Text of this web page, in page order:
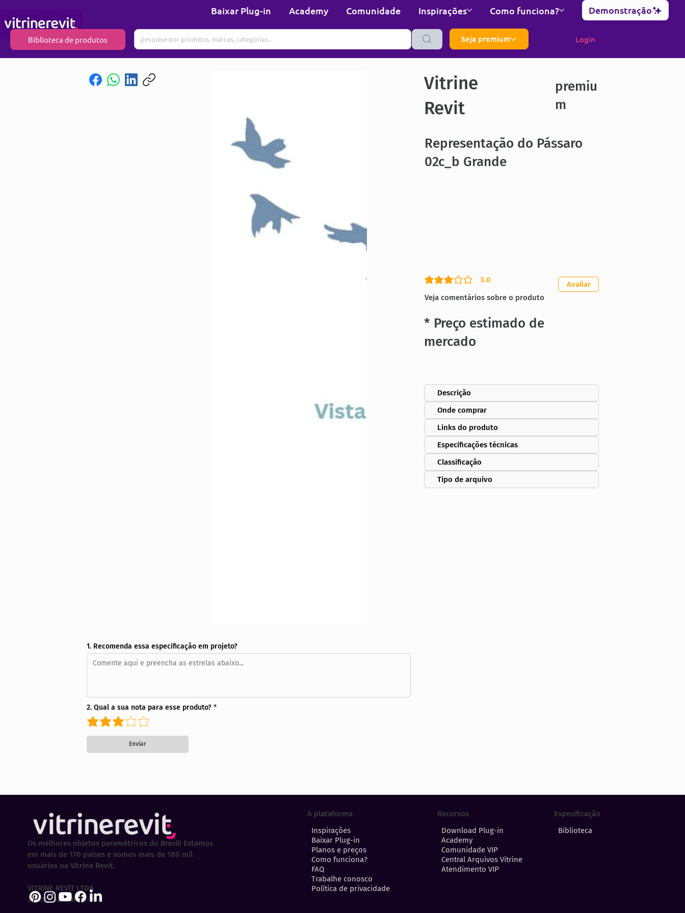
Baixar Plug-in Academy Comunidade Inspirações Como funciona? Demonstração
Biblioteca de produtos Seja premium Login
Vitrine
Revit
premiu
m
Representação do Pássaro
02c_b Grande
3.0
classificação média é 3 de 5
Veja comentários sobre o produto
Avaliar
* Preço estimado de
mercado
Descrição
Onde comprar
Links do produto
Especificações técnicas
Classificação
Tipo de arquivo
1. Recomenda essa especificação em projeto?
2. Qual a sua nota para esse produto?
Enviar
A plataforma
Inspirações
Baixar Plug-in
Planos e preços
Como funciona?
FAQ
Trabalhe conosco
Política de privacidade
Recursos
Download Plug-in
Academy
Comunidade VIP
Central Arquivos Vitrine
Atendimento VIP
Especificação
Biblioteca
Os melhores objetos paramétricos do Brasil! Estamos
em mais de 170 países e somos mais de 180 mil
usuários na Vitrine Revit.
VITRINE REVIT LTDA
30.202.323/0001-29